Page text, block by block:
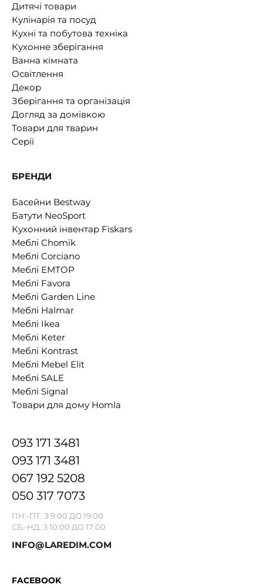
Дитячі товари
Кулінарія та посуд
Кухні та побутова техніка
Кухонне зберігання
Ванна кімната
Освітлення
Декор
Зберігання та організація
Догляд за домівкою
Товари для тварин
Серії
БРЕНДИ
Басейни Bestway
Батути NeoSport
Кухонний інвентар Fiskars
Меблі Chomik
Меблі Corciano
Меблі EMTOP
Меблі Favora
Меблі Garden Line
Меблі Halmar
Меблі Ikea
Меблі Keter
Меблі Kontrast
Меблі Mebel Elit
Меблі SALE
Меблі Signal
Товари для дому Homla
093 171 3481
093 171 3481
067 192 5208
050 317 7073
ПН.-ПТ. З 9:00 ДО 19:00
СБ.-НД. З 10:00 ДО 17:00
INFO@LAREDIM.COM
FACEBOOK